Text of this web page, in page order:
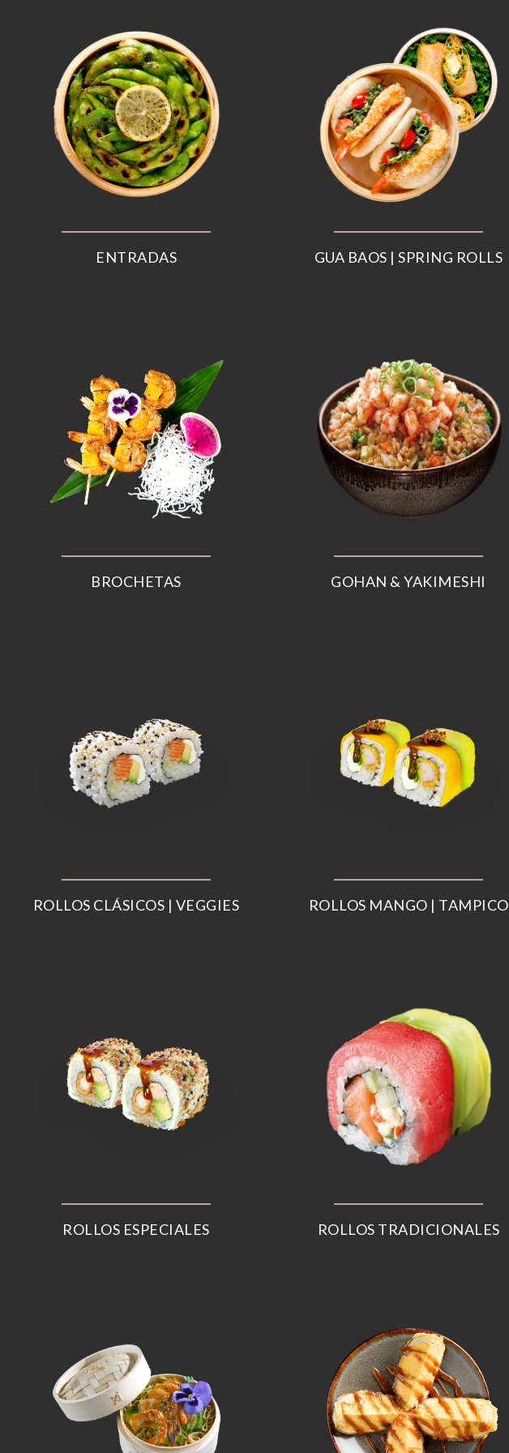
ENTRADAS GUA BAOS | SPRING ROLLS
BROCHETAS GOHAN & YAKIMESHI
ROLLOS CLÁSICOS | VEGGIES ROLLOS MANGO | TAMPICO
ROLLOS ESPECIALES ROLLOS TRADICIONALES